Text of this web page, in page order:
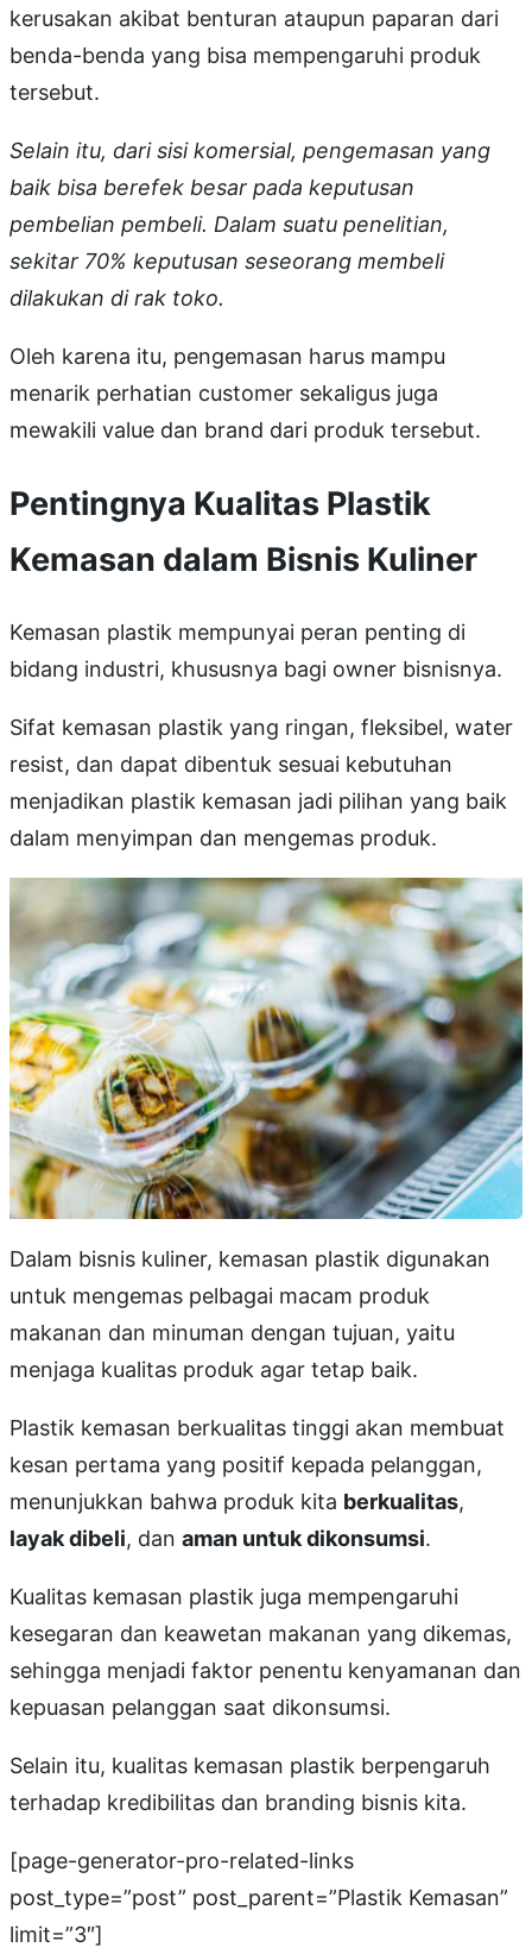
kerusakan akibat benturan ataupun paparan dari
benda-benda yang bisa mempengaruhi produk
tersebut.
Selain itu, dari sisi komersial, pengemasan yang
baik bisa berefek besar pada keputusan
pembelian pembeli. Dalam suatu penelitian,
sekitar 70% keputusan seseorang membeli
dilakukan di rak toko.
Oleh karena itu, pengemasan harus mampu
menarik perhatian customer sekaligus juga
mewakili value dan brand dari produk tersebut.
Pentingnya Kualitas Plastik
Kemasan dalam Bisnis Kuliner
Kemasan plastik mempunyai peran penting di
bidang industri, khususnya bagi owner bisnisnya.
Sifat kemasan plastik yang ringan, fleksibel, water
resist, dan dapat dibentuk sesuai kebutuhan
menjadikan plastik kemasan jadi pilihan yang baik
dalam menyimpan dan mengemas produk.
Dalam bisnis kuliner, kemasan plastik digunakan
untuk mengemas pelbagai macam produk
makanan dan minuman dengan tujuan, yaitu
menjaga kualitas produk agar tetap baik.
Plastik kemasan berkualitas tinggi akan membuat
kesan pertama yang positif kepada pelanggan,
menunjukkan bahwa produk kita berkualitas,
layak dibeli, dan aman untuk dikonsumsi.
Kualitas kemasan plastik juga mempengaruhi
kesegaran dan keawetan makanan yang dikemas,
sehingga menjadi faktor penentu kenyamanan dan
kepuasan pelanggan saat dikonsumsi.
Selain itu, kualitas kemasan plastik berpengaruh
terhadap kredibilitas dan branding bisnis kita.
[page-generator-pro-related-links
post_type=”post” post_parent=”Plastik Kemasan”
limit=”3″]